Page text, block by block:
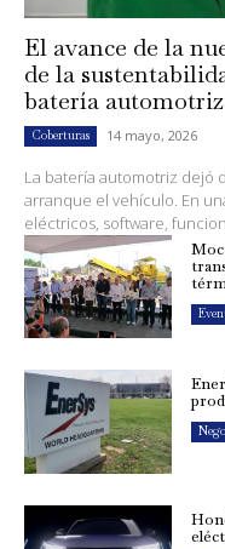
El avance de la
de la
batería automotriz
Coberturas 14 mayo, 2026
La batería automotriz dejó
arranque el vehículo. En
eléctricos, software,